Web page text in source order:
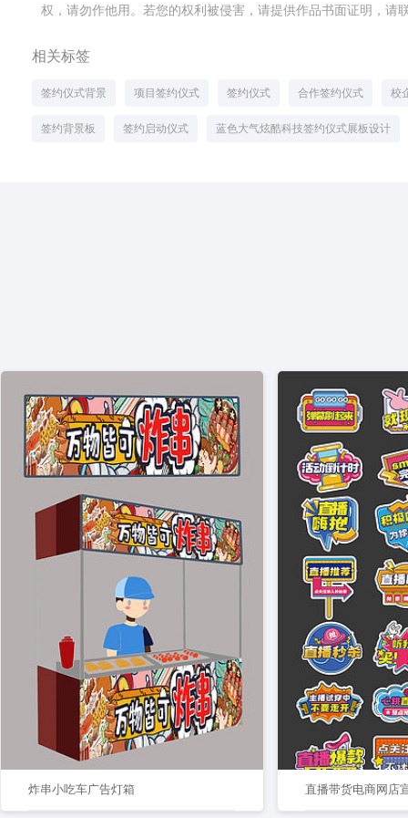
权，请勿作他用。若您的权利被侵害，请提供作品书面证明，请
相关标签
签约仪式背景 项目签约仪式 签约仪式 合作签约仪式 校
签约背景板 签约启动仪式 蓝色大气炫酷科技签约仪式展板设计
炸串小吃车广告灯箱 直播带货电商网店